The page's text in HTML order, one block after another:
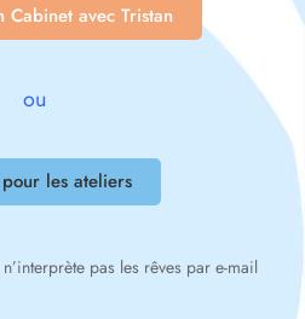
Cabinet avec Tristan
ou
les ateliers
pas les rêves par e-mail